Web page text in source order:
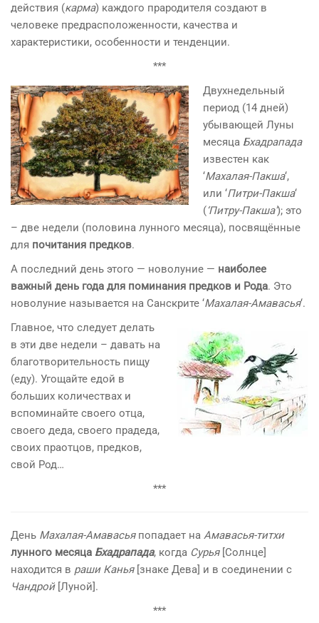
действия (карма) каждого прародителя создают в
человеке предрасположенности, качества и
характеристики, особенности и тенденции.
***
Двухнедельный
период (14 дней)
убывающей Луны
месяца Бхадрапада
известен как
‘Махалая-Пакша‘,
или ‘Питри-Пакша‘
(‘Питру-Пакша’); это
– две недели (половина лунного месяца), посвящённые
для почитания предков.
А последний день этого — новолуние — наиболее
важный день года для поминания предков и Рода. Это
новолуние называется на Санскрите ‘Махалая-Амавасья‘.
Главное, что следует делать
в эти две недели – давать на
благотворительность пищу
(еду). Угощайте едой в
больших количествах и
вспоминайте своего отца,
своего деда, своего прадеда,
своих праотцов, предков,
свой Род…
***
День Махалая-Амавасьяпопадает на Амавасья-титхи
лунного месяца Бхадрапада, когда Сурья[Солнце]
находится в раши Канья[знаке Дева] и в соединении с
Чандрой[Луной].
***